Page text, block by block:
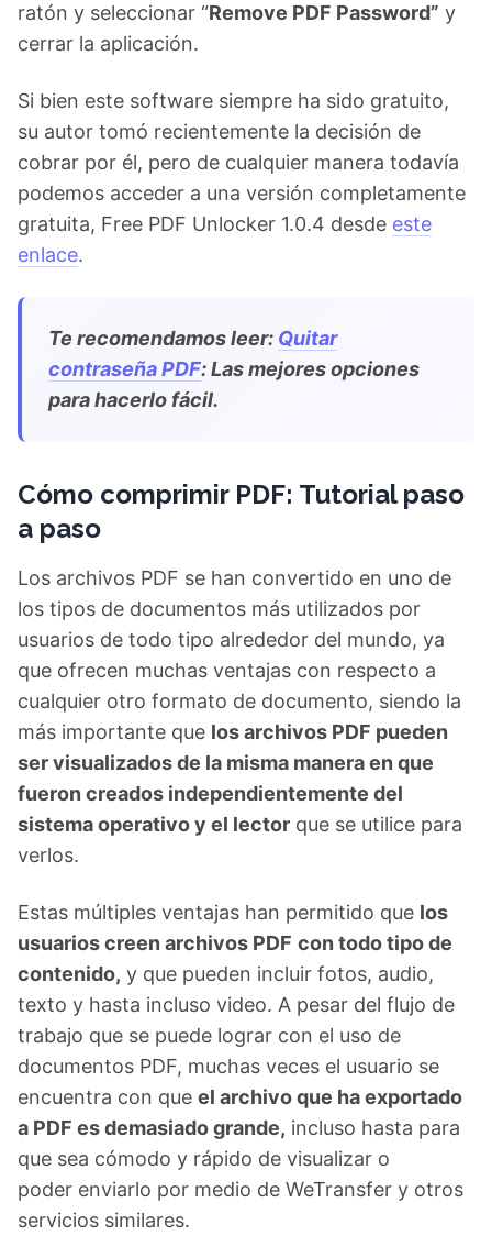
ratón y seleccionar “Remove PDF Password” y
cerrar la aplicación.
Si bien este software siempre ha sido gratuito,
su autor tomó recientemente la decisión de
cobrar por él, pero de cualquier manera todavía
podemos acceder a una versión completamente
gratuita, Free PDF Unlocker 1.0.4 desde este
enlace.
Te recomendamos leer: Quitar
contraseña PDF: Las mejores opciones
para hacerlo fácil.
Cómo comprimir PDF: Tutorial paso
a paso
Los archivos PDF se han convertido en uno de
los tipos de documentos más utilizados por
usuarios de todo tipo alrededor del mundo, ya
que ofrecen muchas ventajas con respecto a
cualquier otro formato de documento, siendo la
más importante que los archivos PDF pueden
ser visualizados de la misma manera en que
fueron creados independientemente del
sistema operativo y el lector que se utilice para
verlos.
Estas múltiples ventajas han permitido que los
usuarios creen archivos PDF con todo tipo de
contenido, y que pueden incluir fotos, audio,
texto y hasta incluso video. A pesar del flujo de
trabajo que se puede lograr con el uso de
documentos PDF, muchas veces el usuario se
encuentra con que el archivo que ha exportado
a PDF es demasiado grande, incluso hasta para
que sea cómodo y rápido de visualizar o
poder enviarlo por medio de WeTransfer y otros
servicios similares.